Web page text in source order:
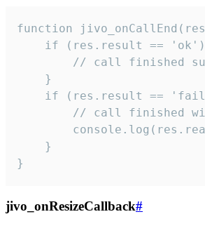
function
if (res.result ==
// call finished
    }
if (res.result ==
// call finished
    }
}
jivo_onResizeCallback#